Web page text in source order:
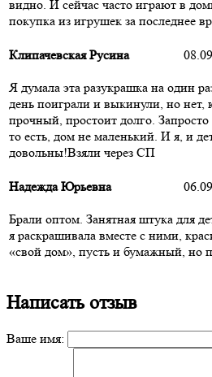
видно. И сейчас часто играют в
покупка из игрушек за последнее
Клипачевская Русина
Я думала эта разукрашка на один
день поиграли и выкинули, но нет,
прочный, простоит долго.
то есть, дом не маленький. И я, и
довольны!Взяли через СП
Надежда Юрьевна
Брали оптом. Занятная штука для
я раскрашивала вместе с ними,
«свой дом», пусть и бумажный, но
Написать отзыв
Ваше имя: